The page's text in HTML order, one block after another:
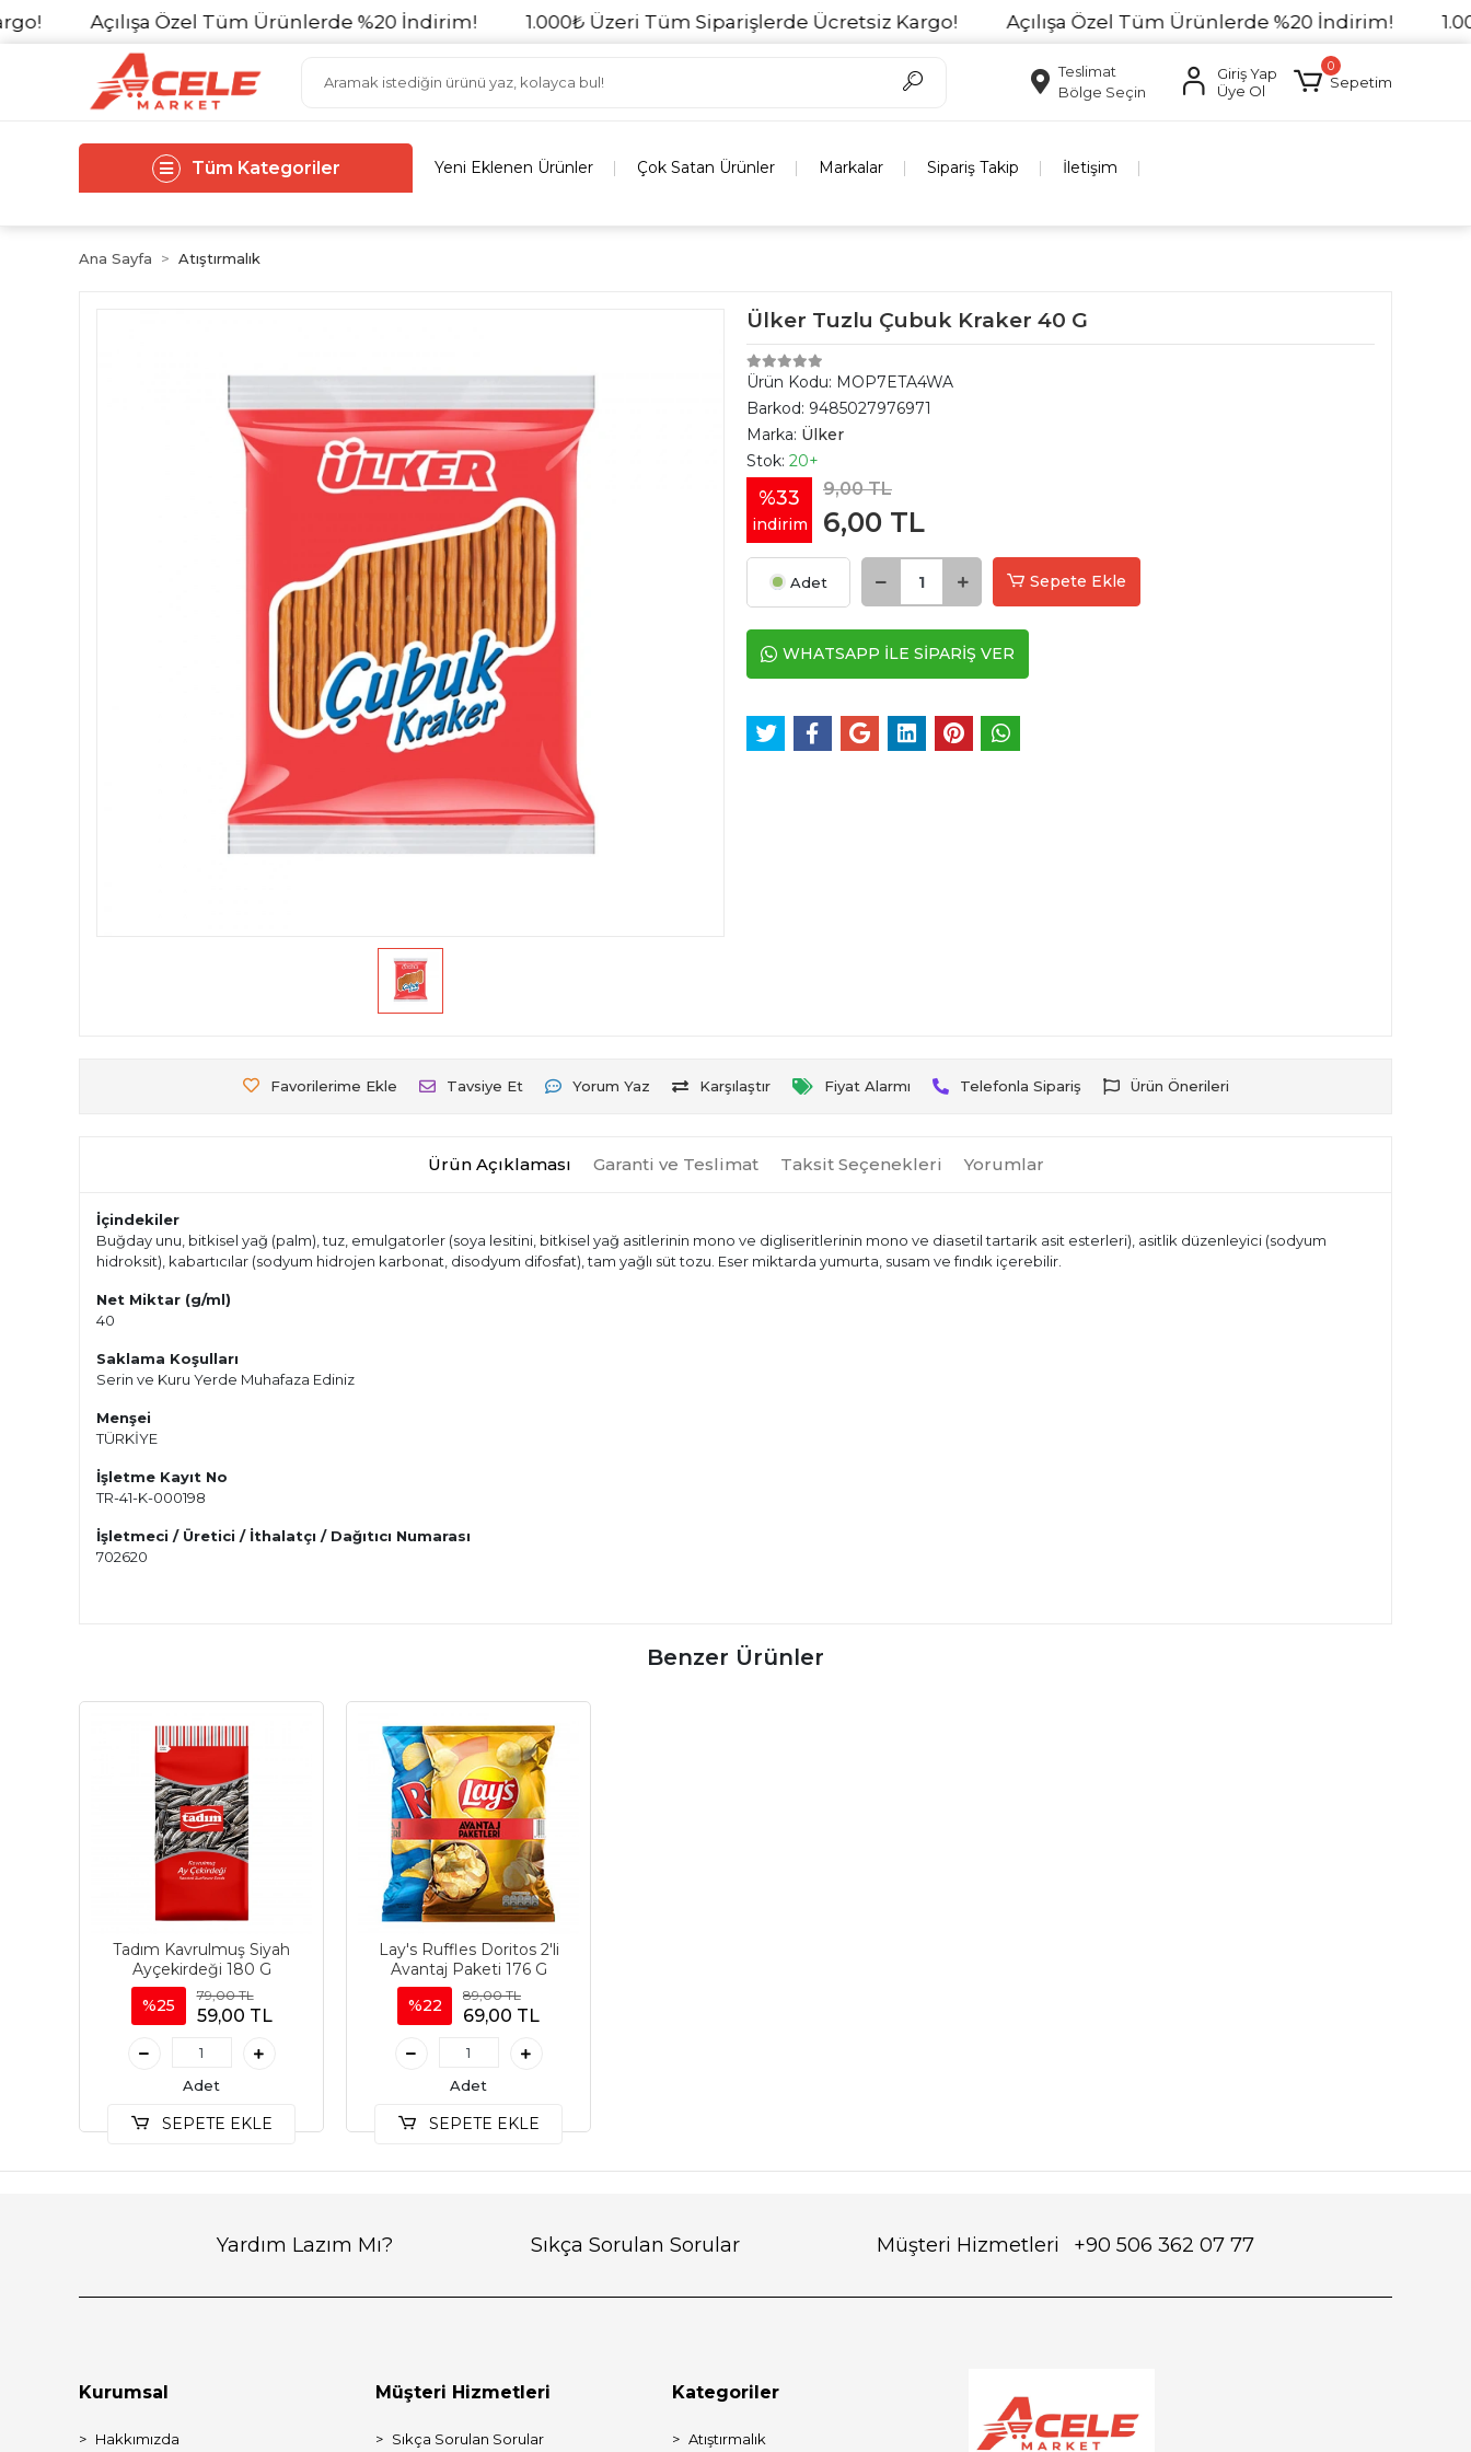
Açılışa Özel Tüm Ürünlerde %20 İndirim! 1.000₺ Üzeri Tüm Siparişlerde Ücretsiz Kargo! Açılışa Özel Tüm Ürünlerde %20 İndirim! 1.000₺
Teslimat
Bölge Seçin
Giriş Yap
Üye Ol
0
Sepetim
Tüm Kategoriler Yeni Eklenen Ürünler Çok Satan Ürünler Markalar Sipariş Takip İletişim
Ana Sayfa Atıştırmalık
Ülker Tuzlu Çubuk Kraker 40 G
Ürün Kodu: MOP7ETA4WA
Barkod: 9485027976971
Marka: Ülker
Stok: 20+
%33
indirim
9,00 TL
6,00 TL
Adet Sepete Ekle
WHATSAPP İLE SİPARİŞ VER
Favorilerime Ekle Tavsiye Et Yorum Yaz Karşılaştır Fiyat Alarmı Telefonla Sipariş Ürün Önerileri
Ürün Açıklaması Garanti ve Teslimat Taksit Seçenekleri Yorumlar
İçindekiler
Buğday unu, bitkisel yağ (palm), tuz, emulgatorler (soya lesitini, bitkisel yağ asitlerinin mono ve digliseritlerinin mono ve diasetil tartarik asit esterleri), asitlik düzenleyici (sodyum
hidroksit), kabartıcılar (sodyum hidrojen karbonat, disodyum difosfat), tam yağlı süt tozu. Eser miktarda yumurta, susam ve fındık içerebilir.
Net Miktar (g/ml)
40
Saklama Koşulları
Serin ve Kuru Yerde Muhafaza Ediniz
Menşei
TÜRKİYE
İşletme Kayıt No
TR-41-K-000198
İşletmeci / Üretici / İthalatçı / Dağıtıcı Numarası
702620
Benzer Ürünler
Tadım Kavrulmuş Siyah
Ayçekirdeği 180 G
%25
79,00 TL
59,00 TL
Adet
SEPETE EKLE
Lay's Ruffles Doritos 2'li
Avantaj Paketi 176 G
%22
89,00 TL
69,00 TL
Adet
SEPETE EKLE
Yardım Lazım Mı? Sıkça Sorulan Sorular Müşteri Hizmetleri +90 506 362 07 77
Kurumsal
Hakkımızda
Müşteri Hizmetleri
Sıkça Sorulan Sorular
Kategoriler
Atıştırmalık